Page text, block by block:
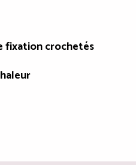
fixation crochetés